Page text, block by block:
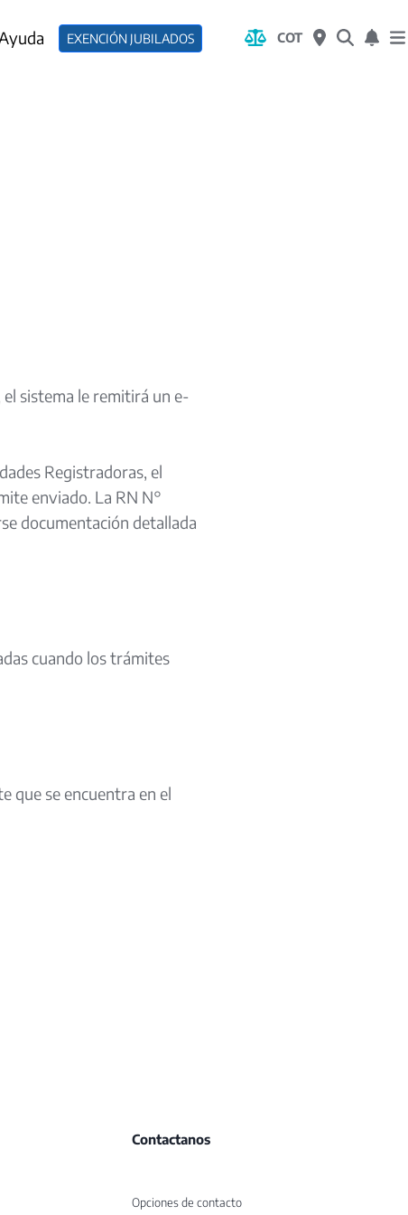
EXENCIÓN JUBILADOS COT
sistema le remitirá un e-
Registradoras, el
enviado. La RN N°
documentación detallada
cuando los trámites
que se encuentra en el
Contactanos
Opciones de contacto